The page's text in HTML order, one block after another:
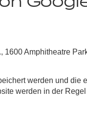
Amphitheatre
werden und die
werden in der